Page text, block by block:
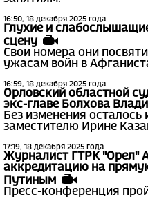
16:50, 18 декабря 2025 года
Глухие и
сцену
Свои номера они
ужасам войн в
16:59, 18 декабря 2025 года
Орловский областной
экс-главе Болхова
Без изменения осталось
заместителю Ирине
17:19, 18 декабря 2025 года
Журналист ГТРК "Орел"
аккредитацию на
Путиным
Пресс-конференция